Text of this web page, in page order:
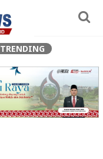
TRENDING